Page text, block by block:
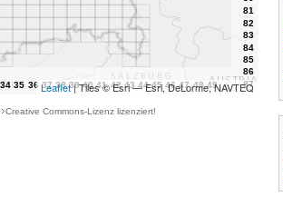
Leaflet| Tiles © Esri — Esri, DeLorme, NAVTEQ
Creative Commons-Lizenz lizenziert!